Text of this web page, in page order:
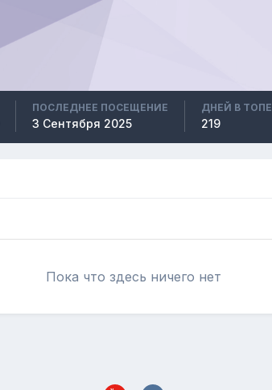
ПОСЛЕДНЕЕ ПОСЕЩЕНИЕ
3 Сентября 2025
ДНЕЙ В ТОПЕ
219
Пока что здесь ничего нет